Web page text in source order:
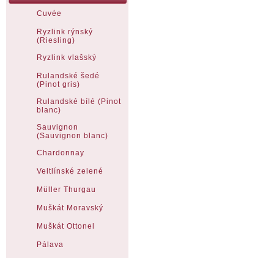
Cuvée
Ryzlink rýnský
(Riesling)
Ryzlink vlašský
Rulandské šedé
(Pinot gris)
Rulandské bílé (Pinot
blanc)
Sauvignon
(Sauvignon blanc)
Chardonnay
Veltlínské zelené
Müller Thurgau
Muškát Moravský
Muškát Ottonel
Pálava